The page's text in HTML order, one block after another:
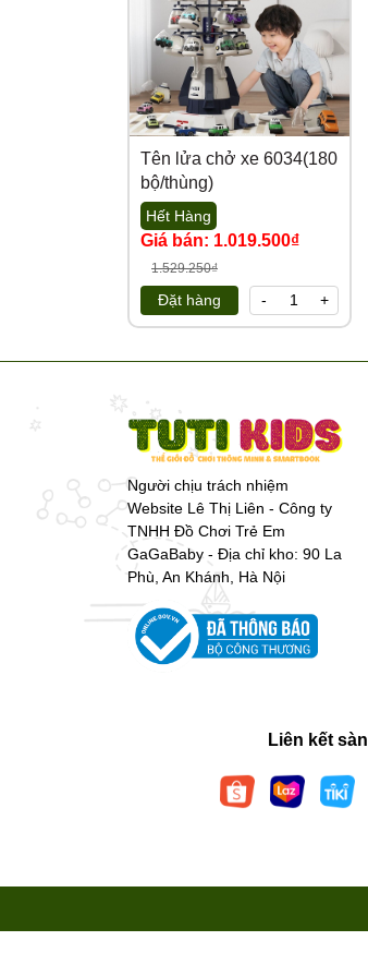
Tên lửa chở xe 6034(180
bộ/thùng)
Hết Hàng
Giá bán: 1.019.500₫
1.529.250₫
Đặt hàng - +
Người chịu trách nhiệm
Website Lê Thị Liên - Công ty
TNHH Đồ Chơi Trẻ Em
GaGaBaby - Địa chỉ kho: 90 La
Phù, An Khánh, Hà Nội
Liên kết sàn